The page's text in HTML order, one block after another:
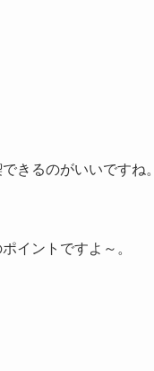
きるのがいいですね。
イントですよ～。